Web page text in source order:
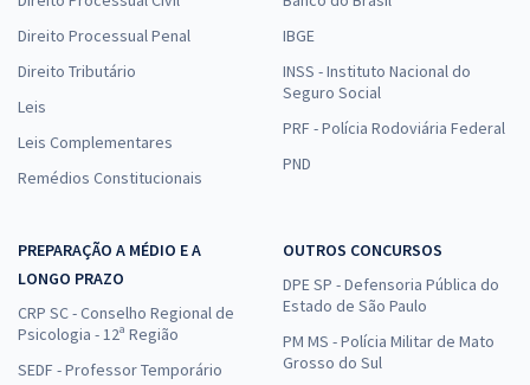
Direito Processual Penal
Direito Tributário
Leis
Leis Complementares
Remédios Constitucionais
IBGE
INSS - Instituto Nacional do
Seguro Social
PRF - Polícia Rodoviária Federal
PND
PREPARAÇÃO A MÉDIO E A
LONGO PRAZO
CRP SC - Conselho Regional de
Psicologia - 12ª Região
SEDF - Professor Temporário
OUTROS CONCURSOS
DPE SP - Defensoria Pública do
Estado de São Paulo
PM MS - Polícia Militar de Mato
Grosso do Sul